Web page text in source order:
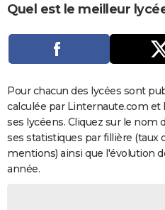
Dictionnaire
Biographies
Expressions
Proverbes
PROGRAMME TV
COPAINS D'AVANT
S'inscrire
Se connecter
Lycées
Collèges
Primaires
Universités
Entreprises
Service militaire
Avis de recherche
AVIS DE DÉCÈS
FORUM
Bricolage
Lifestyle
Culture
Sport
Auto
Television
Voyage
Cinema
Quel est le meilleur
Pour chacun des lycées sont
calculée par Linternaute.com et
ses lycéens. Cliquez sur le nom
ses statistiques par fillière (taux
mentions) ainsi que l'évolution
année.